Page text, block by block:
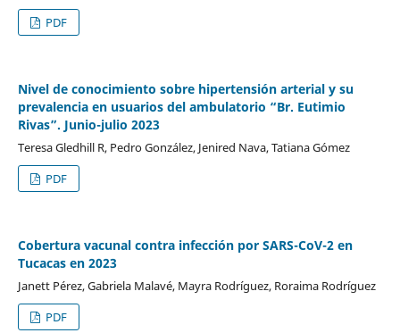
PDF
Nivel de conocimiento sobre hipertensión arterial y su
prevalencia en usuarios del ambulatorio “Br. Eutimio
Rivas”. Junio-julio 2023
Teresa Gledhill R, Pedro González, Jenired Nava, Tatiana Gómez
PDF
Cobertura vacunal contra infección por SARS-CoV-2 en
Tucacas en 2023
Janett Pérez, Gabriela Malavé, Mayra Rodríguez, Roraima Rodríguez
PDF